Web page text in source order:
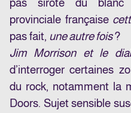
pas siroté du blanc
provinciale française
pas fait, une autre fois?
Jim Morrison et le
d’interroger certaines
du rock, notamment la
Doors. Sujet sensible